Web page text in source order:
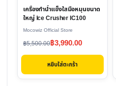
เครื่องทำน้ำแข็งใสมือหมุนขนาด
ใหญ่ Ice Crusher IC100
Mocowiz Official Store
฿5,500.00
Original
price
฿5,500.00.
฿3,990.00
Current
price
฿3,990.00.
หยิบใส่ตะกร้า